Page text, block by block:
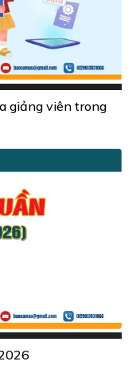
giảng viên trong